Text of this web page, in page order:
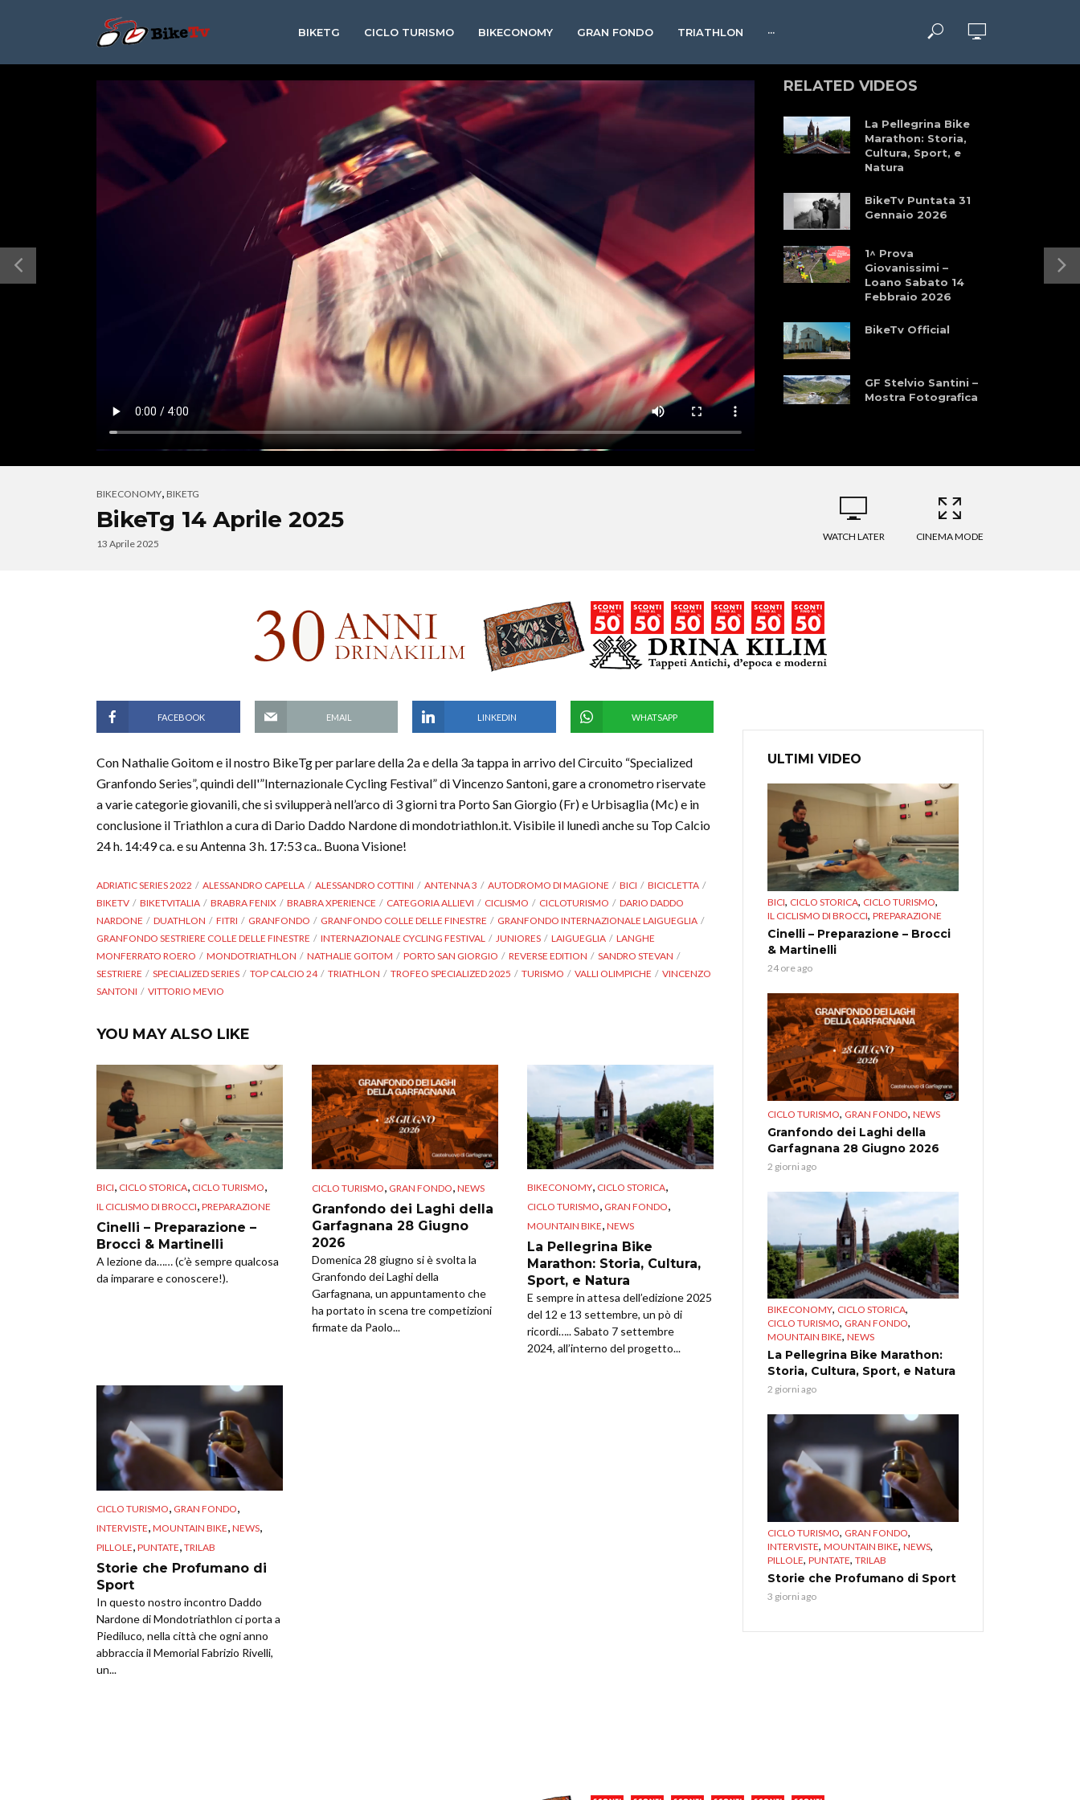
BIKETG CICLO TURISMO BIKECONOMY GRAN FONDO TRIATHLON ···
RELATED VIDEOS
La Pellegrina Bike
Marathon: Storia,
Cultura, Sport, e
Natura
BikeTv Puntata 31
Gennaio 2026
1^ Prova
Giovanissimi –
Loano Sabato 14
Febbraio 2026
BikeTv Official
GF Stelvio Santini –
Mostra Fotografica
BIKECONOMY, BIKETG
BikeTg 14 Aprile 2025
13 Aprile 2025
WATCH LATER CINEMA MODE
FACEBOOK EMAIL LINKEDIN WHATSAPP
Con Nathalie Goitom e il nostro BikeTg per parlare della 2a e della 3a tappa in arrivo del Circuito “Specialized
Granfondo Series”, quindi dell'”Internazionale Cycling Festival” di Vincenzo Santoni, gare a cronometro riservate
a varie categorie giovanili, che si svilupperà nell’arco di 3 giorni tra Porto San Giorgio (Fr) e Urbisaglia (Mc) e in
conclusione il Triathlon a cura di Dario Daddo Nardone di mondotriathlon.it. Visibile il lunedì anche su Top Calcio
24 h. 14:49 ca. e su Antenna 3 h. 17:53 ca.. Buona Visione!
ADRIATIC SERIES 2022 ALESSANDRO CAPELLA ALESSANDRO COTTINI ANTENNA 3 AUTODROMO DI MAGIONE BICI
BICICLETTA
BIKETV
BIKETVITALIA BRABRA FENIX BRABRA XPERIENCE CATEGORIA ALLIEVI CICLISMO CICLOTURISMO
DARIO DADDO
NARDONE
DUATHLON FITRI GRANFONDO GRANFONDO COLLE DELLE FINESTRE
GRANFONDO INTERNAZIONALE LAIGUEGLIA
GRANFONDO SESTRIERE COLLE DELLE FINESTRE
INTERNAZIONALE CYCLING FESTIVAL JUNIORES LAIGUEGLIA
LANGHE
MONFERRATO ROERO
MONDOTRIATHLON NATHALIE GOITOM PORTO SAN GIORGIO REVERSE EDITION
SANDRO STEVAN
SESTRIERE
SPECIALIZED SERIES TOP CALCIO 24 TRIATHLON TROFEO SPECIALIZED 2025 TURISMO VALLI OLIMPICHE
VINCENZO
SANTONI
VITTORIO MEVIO
YOU MAY ALSO LIKE
BICI, CICLO STORICA, CICLO TURISMO,
IL CICLISMO DI BROCCI, PREPARAZIONE
Cinelli – Preparazione –
Brocci & Martinelli
A lezione da…… (c’è sempre qualcosa
da imparare e conoscere!).
CICLO TURISMO, GRAN FONDO, NEWS
Granfondo dei Laghi della
Garfagnana 28 Giugno
2026
Domenica 28 giugno si è svolta la
Granfondo dei Laghi della
Garfagnana, un appuntamento che
ha portato in scena tre competizioni
firmate da Paolo...
BIKECONOMY, CICLO STORICA,
CICLO TURISMO, GRAN FONDO,
MOUNTAIN BIKE, NEWS
La Pellegrina Bike
Marathon: Storia, Cultura,
Sport, e Natura
E sempre in attesa dell’edizione 2025
del 12 e 13 settembre, un pò di
ricordi….. Sabato 7 settembre
2024, all’interno del progetto...
CICLO TURISMO GRAN FONDO
INTERVISTE MOUNTAIN BIKE NEWS
PILLOLE PUNTATE TRILAB
Storie che Profumano di
Sport
In questo nostro incontro Daddo
Nardone di Mondotriathlon ci porta a
Piediluco, nella città che ogni anno
abbraccia il Memorial Fabrizio Rivelli,
un...
ULTIMI VIDEO
BICI, CICLO STORICA, CICLO TURISMO,
IL CICLISMO DI BROCCI, PREPARAZIONE
Cinelli – Preparazione – Brocci
& Martinelli
24 ore ago
CICLO TURISMO, GRAN FONDO, NEWS
Granfondo dei Laghi della
Garfagnana 28 Giugno 2026
2 giorni ago
BIKECONOMY, CICLO STORICA,
CICLO TURISMO, GRAN FONDO,
MOUNTAIN BIKE, NEWS
La Pellegrina Bike Marathon:
Storia, Cultura, Sport, e Natura
2 giorni ago
CICLO TURISMO, GRAN FONDO,
INTERVISTE, MOUNTAIN BIKE, NEWS,
PILLOLE, PUNTATE, TRILAB
Storie che Profumano di Sport
3 giorni ago